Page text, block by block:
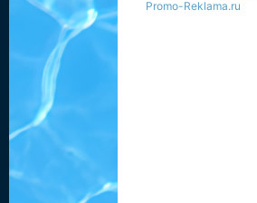
Promo-Reklama.ru